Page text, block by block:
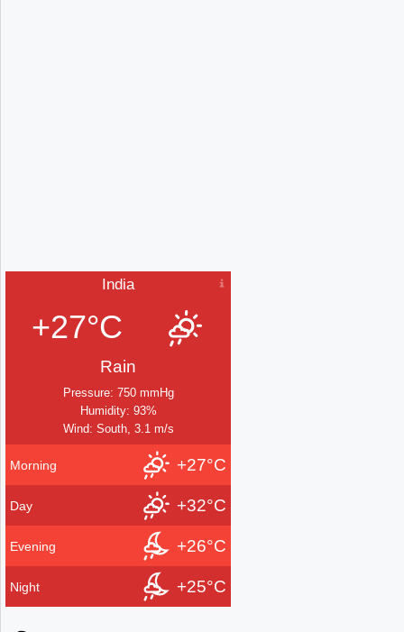
India
+27°C
Rain
Pressure: 750 mmHg
Humidity: 93%
Wind: South, 3.1 m/s
Morning +27°C
Day +32°C
Evening +26°C
Night +25°C